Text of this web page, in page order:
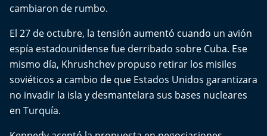
Bío Bío en Ruta
Especiales
Chiche cuadra y su parrilla
Motorfem
cambiaron de rumbo.
El 27 de octubre, la tensión aumentó cuando un avión
espía estadounidense fue derribado sobre Cuba. Ese
mismo día, Khrushchev propuso retirar los misiles
soviéticos a cambio de que Estados Unidos garantizara
no invadir la isla y desmantelara sus bases nucleares
en Turquía.